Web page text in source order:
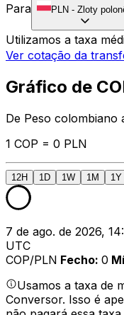
Para
PLN - Zloty
Utilizamos a taxa
Ver cotação da
Gráfico de
De Peso colombiano
1 COP = 0 PLN
12H 1D 1W 1M 1Y
7 de ago. de 2026,
UTC
COP/PLN Fecho: 0
Usamos a taxa de
Conversor. Isso é